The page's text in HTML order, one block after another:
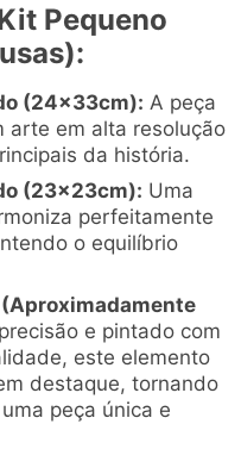
Pequeno
(24x33cm): A peça
arte em alta resolução
da história.
(23x23cm): Uma
perfeitamente
o equilíbrio
(Aproximadamente
e pintado com
este elemento
destaque, tornando
uma peça única e